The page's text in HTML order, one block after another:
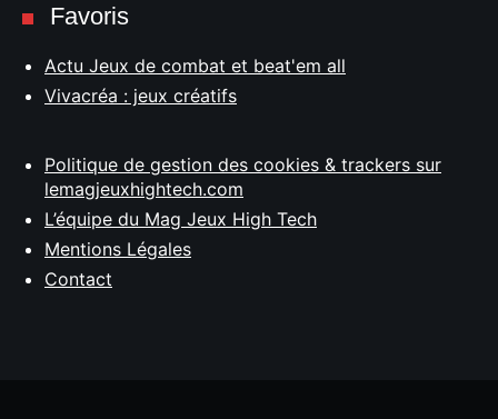
Favoris
Actu Jeux de combat et beat'em all
Vivacréa : jeux créatifs
Politique de gestion des cookies & trackers sur
lemagjeuxhightech.com
L’équipe du Mag Jeux High Tech
Mentions Légales
Contact